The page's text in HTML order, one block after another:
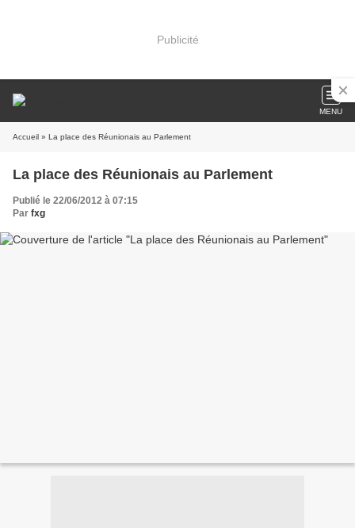
Publicité
MENU
Accueil » La place des Réunionais au Parlement
La place des Réunionais au Parlement
Publié le 22/06/2012 à 07:15
Par fxg